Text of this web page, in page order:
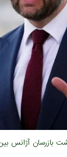
بازرسان آژانس